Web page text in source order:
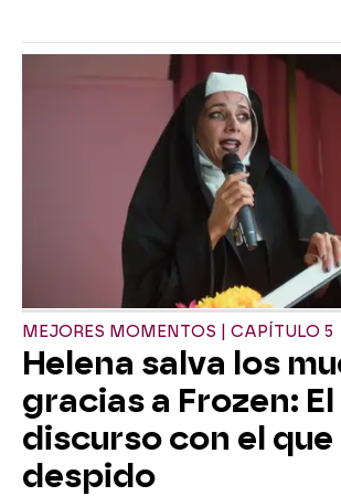
MEJORES MOMENTOS | CAPÍTULO 5
Helena salva los
gracias a Frozen: El
discurso con el
despido